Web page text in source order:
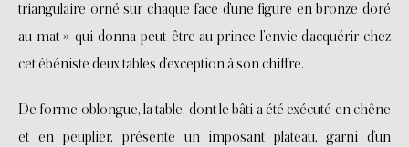
triangulaire orné sur chaque face d’une figure en bronze doré
au mat » qui donna peut-être au prince l’envie d’acquérir chez
cet ébéniste deux tables d’exception à son chiffre.
De forme oblongue, la table, dont le bâti a été exécuté en chêne
et en peuplier, présente un imposant plateau, garni d’un